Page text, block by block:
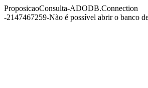
ProposicaoConsulta-ADODB.Connection
-2147467259-Não é possível abrir o banco